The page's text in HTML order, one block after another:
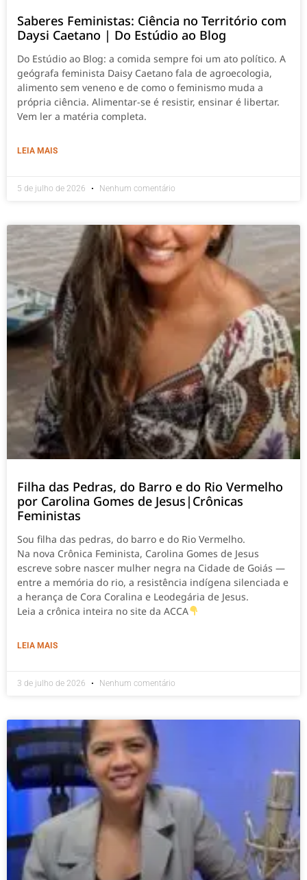
Saberes Feministas: Ciência no Território com
Daysi Caetano | Do Estúdio ao Blog
Do Estúdio ao Blog: a comida sempre foi um ato político. A
geógrafa feminista Daisy Caetano fala de agroecologia,
alimento sem veneno e de como o feminismo muda a
própria ciência. Alimentar-se é resistir, ensinar é libertar.
Vem ler a matéria completa.
LEIA MAIS
5 de julho de 2026 Nenhum comentário
Filha das Pedras, do Barro e do Rio Vermelho
por Carolina Gomes de Jesus|Crônicas
Feministas
Sou filha das pedras, do barro e do Rio Vermelho.
Na nova Crônica Feminista, Carolina Gomes de Jesus
escreve sobre nascer mulher negra na Cidade de Goiás —
entre a memória do rio, a resistência indígena silenciada e
a herança de Cora Coralina e Leodegária de Jesus.
Leia a crônica inteira no site da ACCA
LEIA MAIS
3 de julho de 2026 Nenhum comentário